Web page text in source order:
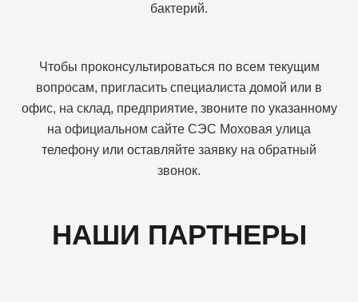
бактерий.
Чтобы проконсультироваться по всем текущим
вопросам, пригласить специалиста домой или в
офис, на склад, предприятие, звоните по указанному
на официальном сайте СЭС Моховая улица
телефону или оставляйте заявку на обратный
звонок.
НАШИ ПАРТНЕРЫ